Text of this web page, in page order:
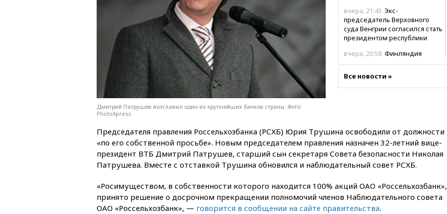
вчера, 21:43 Экс-
председатель Верховного
суда Венгрии согласился стать
президентом республики
вчера, 20:58 Финляндия
гражданства
вчера, 19:29ОАЭ обвинили
Иран в атаке на судно
нефтяной компании ADNOC в
Ормузе
вчера, 18:56
«Газпром»: объем
газа в европейских подземных
хранилищах достиг
антирекорда
Все новости »
Дмитрий Патрушев возглавил один из крупнейших банков страны .Фото:
PhotoXpress
Председателя правления Россельхозбанка (РСХБ) Юрия Трушина освободили от должности
«по его собственной просьбе». Новым председателем правления назначен 32-летний вице-
президент ВТБ Дмитрий Патрушев, старший сын секретаря Совета безопасности Николая
Патрушева. Вместе с отставкой Трушина обновился и наблюдательный совет РСХБ.
«Росимуществом, в собственности которого находится 100% акций ОАО «Россельхозбанк»,
принято решение о досрочном прекращении полномочий членов Наблюдательного совета
ОАО «Россельхозбанк», — говорится в сообщении на сайте правительства.